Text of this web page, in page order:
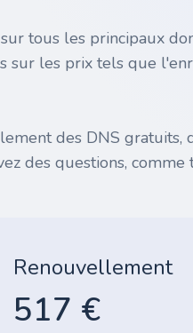
tous les principaux
sur les prix tels que
des DNS
des questions,
Renouvellement
517 €